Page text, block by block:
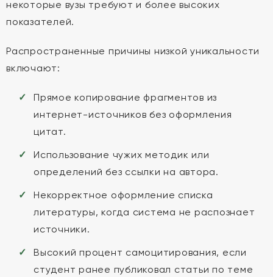
некоторые вузы требуют и более высоких
показателей.
Распространенные причины низкой уникальности
включают:
Прямое копирование фрагментов из
интернет-источников без оформления
цитат.
Использование чужих методик или
определений без ссылки на автора.
Некорректное оформление списка
литературы, когда система не распознает
источники.
Высокий процент самоцитирования, если
студент ранее публиковал статьи по теме